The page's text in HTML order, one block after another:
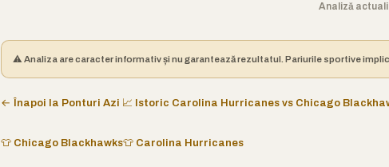
Analiză
⚠️ Analiza are caracter informativ și nu garantează rezultatul. Pariurile sportive
← Înapoi la Ponturi Azi 📈 Istoric Carolina Hurricanes vs Chicago
👕 Chicago Blackhawks👕 Carolina Hurricanes